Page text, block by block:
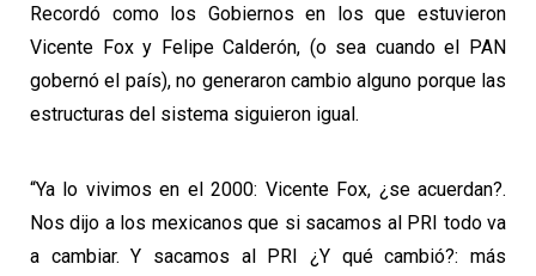
Recordó como los Gobiernos en los que estuvieron
Vicente Fox y Felipe Calderón, (o sea cuando el PAN
gobernó el país), no generaron cambio alguno porque las
estructuras del sistema siguieron igual.
“Ya lo vivimos en el 2000: Vicente Fox, ¿se acuerdan?.
Nos dijo a los mexicanos que si sacamos al PRI todo va
a cambiar. Y sacamos al PRI ¿Y qué cambió?: más